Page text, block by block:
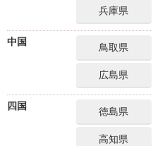
兵庫県
中国 鳥取県
広島県
四国 徳島県
高知県